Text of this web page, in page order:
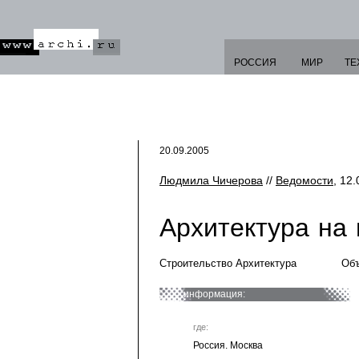
РОССИЯ МИР
20.09.2005
Людмила Чичерова // Ведомости ,
Архитектура
Строительство Архитектура
информация:
где:
Россия. Москва